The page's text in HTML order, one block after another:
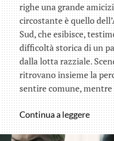
righe una grande
circostante è quello
Sud, che esibisce,
difficoltà storica di un
dalla lotta razziale.
ritrovano insieme la
sentire comune,
Continua a leggereGreen
Book